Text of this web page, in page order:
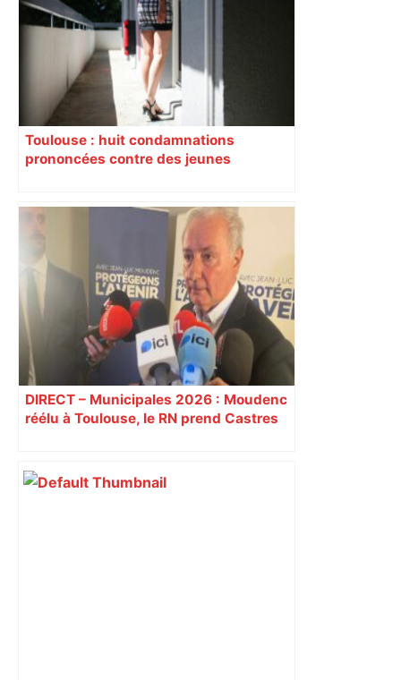
Toulouse : huit condamnations
prononcées contre des jeunes
DIRECT – Municipales 2026 : Moudenc
réélu à Toulouse, le RN prend Castres